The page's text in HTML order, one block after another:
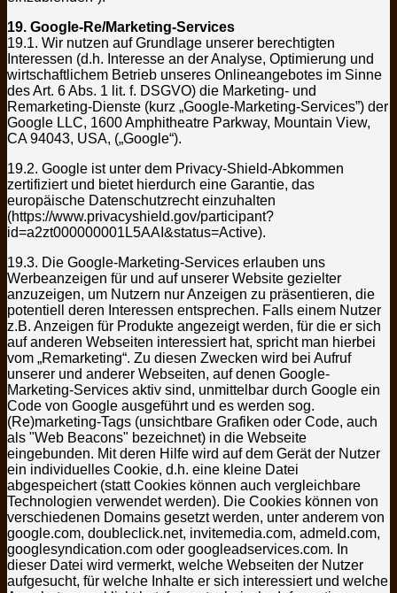
19. Google-Re/Marketing-Services
19.1. Wir nutzen auf Grundlage unserer berechtigten
Interessen (d.h. Interesse an der Analyse, Optimierung und
wirtschaftlichem Betrieb unseres Onlineangebotes im Sinne
des Art. 6 Abs. 1 lit. f. DSGVO) die Marketing- und
Remarketing-Dienste (kurz „Google-Marketing-Services”) der
Google LLC, 1600 Amphitheatre Parkway, Mountain View,
CA 94043, USA, („Google“).
19.2. Google ist unter dem Privacy-Shield-Abkommen
zertifiziert und bietet hierdurch eine Garantie, das
europäische Datenschutzrecht einzuhalten
(https://www.privacyshield.gov/participant?
id=a2zt000000001L5AAI&status=Active).
19.3. Die Google-Marketing-Services erlauben uns
Werbeanzeigen für und auf unserer Website gezielter
anzuzeigen, um Nutzern nur Anzeigen zu präsentieren, die
potentiell deren Interessen entsprechen. Falls einem Nutzer
z.B. Anzeigen für Produkte angezeigt werden, für die er sich
auf anderen Webseiten interessiert hat, spricht man hierbei
vom „Remarketing“. Zu diesen Zwecken wird bei Aufruf
unserer und anderer Webseiten, auf denen Google-
Marketing-Services aktiv sind, unmittelbar durch Google ein
Code von Google ausgeführt und es werden sog.
(Re)marketing-Tags (unsichtbare Grafiken oder Code, auch
als "Web Beacons" bezeichnet) in die Webseite
eingebunden. Mit deren Hilfe wird auf dem Gerät der Nutzer
ein individuelles Cookie, d.h. eine kleine Datei
abgespeichert (statt Cookies können auch vergleichbare
Technologien verwendet werden). Die Cookies können von
verschiedenen Domains gesetzt werden, unter anderem von
google.com, doubleclick.net, invitemedia.com, admeld.com,
googlesyndication.com oder googleadservices.com. In
dieser Datei wird vermerkt, welche Webseiten der Nutzer
aufgesucht, für welche Inhalte er sich interessiert und welche